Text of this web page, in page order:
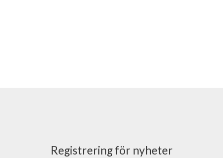
Registrering för nyheter